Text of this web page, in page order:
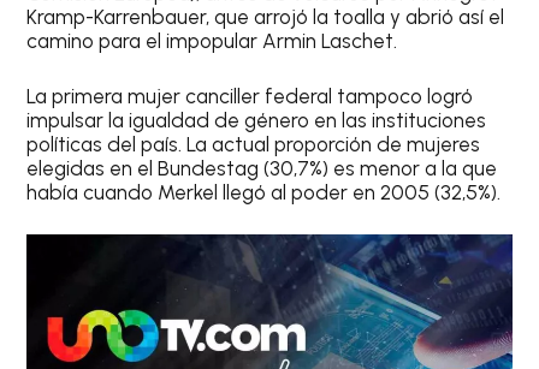
Kramp-Karrenbauer, que arrojó la toalla y abrió así el
camino para el impopular Armin Laschet.
La primera mujer canciller federal tampoco logró
impulsar la igualdad de género en las instituciones
políticas del país. La actual proporción de mujeres
elegidas en el Bundestag (30,7%) es menor a la que
había cuando Merkel llegó al poder en 2005 (32,5%).